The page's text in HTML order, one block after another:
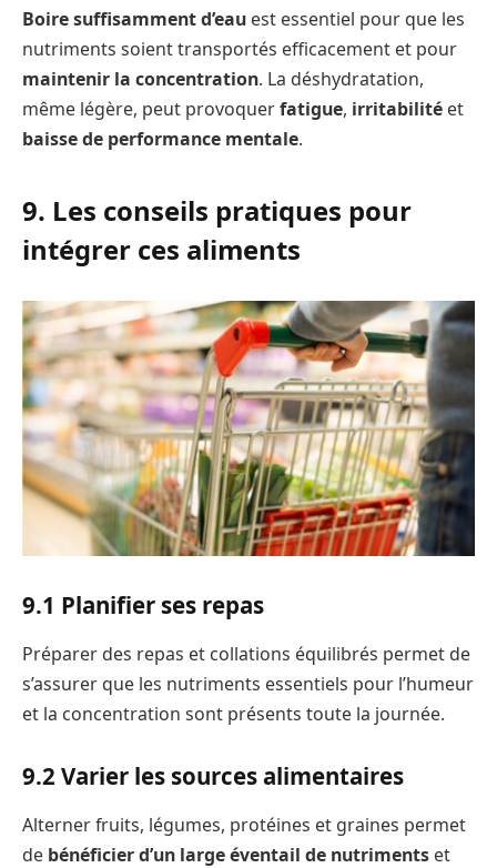
Boire suffisamment d’eau est essentiel pour que les
nutriments soient transportés efficacement et pour
maintenir la concentration. La déshydratation,
même légère, peut provoquerfatigue, irritabilité et
baisse de performance mentale.
9. Les conseils pratiques pour
intégrer ces aliments
9.1 Planifier ses repas
Préparer des repas et collations équilibrés permet de
s’assurer que les nutriments essentiels pour l’humeur
et la concentration sont présents toute la journée.
9.2 Varier les sources alimentaires
Alterner fruits, légumes, protéines et graines permet
de bénéficier d’un large éventail de nutriments et